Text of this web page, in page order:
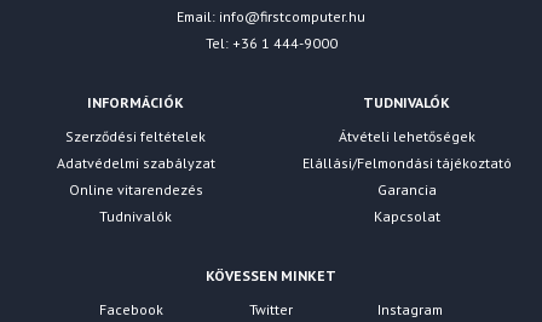
Email: info@firstcomputer.hu
Tel: +36 1 444-9000
INFORMÁCIÓK
Szerződési feltételek
Adatvédelmi szabályzat
Online vitarendezés
Tudnivalók
TUDNIVALÓK
Átvételi lehetőségek
Elállási/Felmondási tájékoztató
Garancia
Kapcsolat
KÖVESSEN MINKET
Facebook
Twitter Instagram